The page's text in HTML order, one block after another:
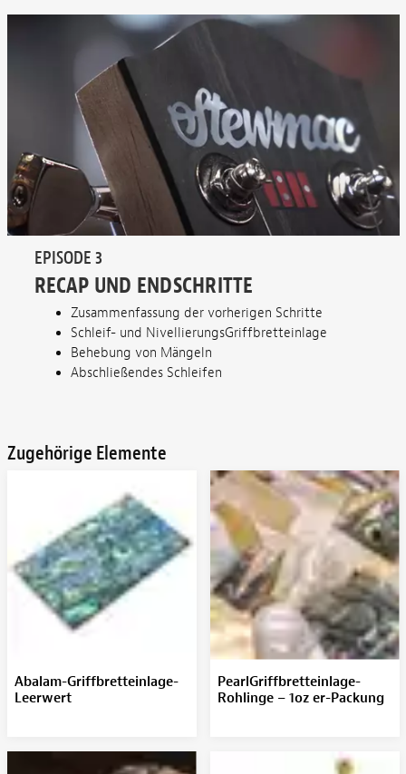
EPISODE 3
RECAP UND ENDSCHRITTE
Zusammenfassung der vorherigen Schritte
Schleif- und NivellierungsGriffbretteinlage
Behebung von Mängeln
Abschließendes Schleifen
Zugehörige Elemente
Abalam-Griffbretteinlage-
Leerwert
PearlGriffbretteinlage-
Rohlinge – 1oz er-Packung